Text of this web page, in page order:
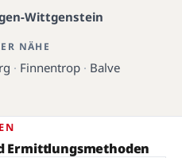
Wittgenstein
NÄHE
· Finnentrop · Balve
Ermittlungsmethoden